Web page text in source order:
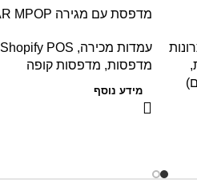
,
מדפסת עם מגירה STAR MPOP
עמדות מכירה, Shopify POS-חומרה ל
מדפסות, מדפסות קופה
מידע נוסף